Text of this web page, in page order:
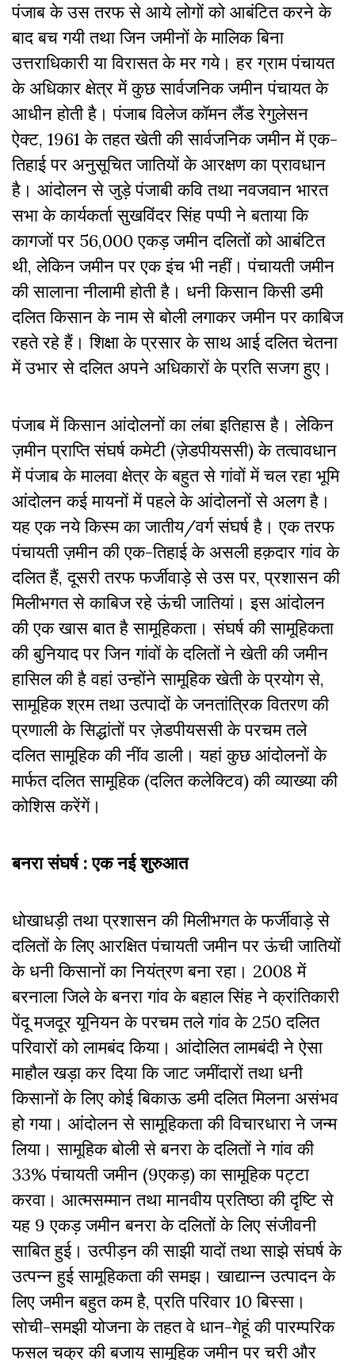
पंजाब के उस तरफ से आये लोगों को आबंटित करने के
बाद बच गयी तथा जिन जमीनों के मालिक बिना
उत्तराधिकारी या विरासत के मर गये। हर ग्राम पंचायत
के अधिकार क्षेत्र में कुछ सार्वजनिक जमीन पंचायत के
आधीन होती है। पंजाब विलेज कॉमन लैंड रेगुलेसन
ऐक्ट, 1961 के तहत खेती की सार्वजनिक जमीन में एक-
तिहाई पर अनुसूचित जातियों के आरक्षण का प्रावधान
है। आंदोलन से जुड़े पंजाबी कवि तथा नवजवान भारत
सभा के कार्यकर्ता सुखविंदर सिंह पप्पी ने बताया कि
कागजों पर 56,000 एकड़ जमीन दलितों को आबंटित
थी, लेकिन जमीन पर एक इंच भी नहीं। पंचायती जमीन
की सालाना नीलामी होती है। धनी किसान किसी डमी
दलित किसान के नाम से बोली लगाकर जमीन पर काबिज
रहते रहे हैं। शिक्षा के प्रसार के साथ आई दलित चेतना
में उभार से दलित अपने अधिकारों के प्रति सजग हुए।
पंजाब में किसान आंदोलनों का लंबा इतिहास है। लेकिन
ज़मीन प्राप्ति संघर्ष कमेटी (ज़ेडपीयससी) के तत्वावधान
में पंजाब के मालवा क्षेत्र के बहुत से गांवों में चल रहा भूमि
आंदोलन कई मायनों में पहले के आंदोलनों से अलग है।
यह एक नये किस्म का जातीय/वर्ग संघर्ष है। एक तरफ
पंचायती ज़मीन की एक-तिहाई के असली हक़दार गांव के
दलित हैं, दूसरी तरफ फर्जीवाड़े से उस पर, प्रशासन की
मिलीभगत से काबिज रहे ऊंची जातियां। इस आंदोलन
की एक खास बात है सामूहिकता। संघर्ष की सामूहिकता
की बुनियाद पर जिन गांवों के दलितों ने खेती की जमीन
हासिल की है वहां उन्होंने सामूहिक खेती के प्रयोग से,
सामूहिक श्रम तथा उत्पादों के जनतांत्रिक वितरण की
प्रणाली के सिद्धांतों पर ज़ेडपीयससी के परचम तले
दलित सामूहिक की नींव डाली। यहां कुछ आंदोलनों के
मार्फत दलित सामूहिक (दलित कलेक्टिव) की व्याख्या की
कोशिस करेंगें।
बनरा संघर्ष : एक नई शुरुआत
धोखाधड़ी तथा प्रशासन की मिलीभगत के फर्जीवाड़े से
दलितों के लिए आरक्षित पंचायती जमीन पर ऊंची जातियों
के धनी किसानों का नियंत्रण बना रहा। 2008 में
बरनाला जिले के बनरा गांव के बहाल सिंह ने क्रांतिकारी
पेंदू मजदूर यूनियन के परचम तले गांव के 250 दलित
परिवारों को लामबंद किया। आंदोलित लामबंदी ने ऐसा
माहौल खड़ा कर दिया कि जाट जमींदारों तथा धनी
किसानों के लिए कोई बिकाऊ डमी दलित मिलना असंभव
हो गया। आंदोलन से सामूहिकता की विचारधारा ने जन्म
लिया। सामूहिक बोली से बनरा के दलितों ने गांव की
33% पंचायती जमीन (9एकड़) का सामूहिक पट्टा
करवा। आत्मसम्मान तथा मानवीय प्रतिष्ठा की दृष्टि से
यह 9 एकड़ जमीन बनरा के दलितों के लिए संजीवनी
साबित हुई। उत्पीड़न की साझी यादों तथा साझे संघर्ष के
उत्पन्न हुई सामूहिकता की समझ। खाद्यान्न उत्पादन के
लिए जमीन बहुत कम है, प्रति परिवार 10 बिस्सा।
सोची-समझी योजना के तहत वे धान-गेहूं की पारम्परिक
फसल चक्र की बजाय सामूहिक जमीन पर चरी और